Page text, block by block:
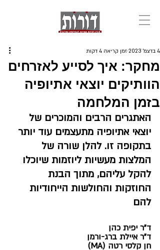
מחקר: איך לסייע לאזרחים
הוותיקים יוצאי אתיופיה
בזמן המלחמה
4 בדצמ׳ 2023 זמן קריאה 4 דקות
האתגרים הרבים והמוכרים של
יוצאי אתיופיה מתעצמים עוד יותר
בתקופה זו. להלן שורה של
המלצות מעשיות ליוזמות שיוכלו
להקל עליהם, מתוך הבנת
החוזקות והחולשות הייחודיות
להם
ד"ר יפית כהן
ד"ר איילת ברג-ורמן
חן קלסי רטה (MA)